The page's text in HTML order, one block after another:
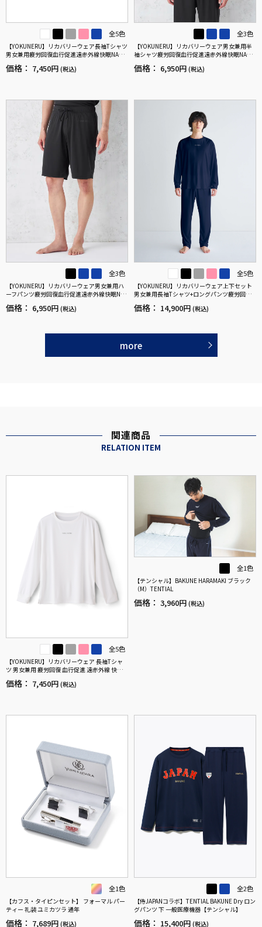
全5色
【YOKUNERU】リカバリーウェア長袖Tシャツ
男女兼用疲労回復血行促進遠赤外線快眠NANO
MIX(R)【一般医療機器】SS～LLサイズ
価格： 7,450円 (税込)
全3色
【YOKUNERU】リカバリーウェア男女兼用半
袖シャツ疲労回復血行促進遠赤外線快眠NANO
MIX(R)【一般医療機器】SS～LLサイズ
価格： 6,950円 (税込)
全3色
【YOKUNERU】リカバリーウェア男女兼用ハ
ーフパンツ疲労回復血行促進遠赤外線快眠NA
NOMIX(R)【一般医療機器】SS～LLサイズ
価格： 6,950円 (税込)
全5色
【YOKUNERU】リカバリーウェア上下セット
男女兼用長袖Tシャツ+ロングパンツ疲労回復
血行促進遠赤外線快眠NANOMIX(R)【一般医療
機器】SS～LLサイズ
価格： 14,900円 (税込)
more
関連商品
RELATION ITEM
全5色
【YOKUNERU】リカバリーウェア 長袖Tシャ
ツ 男女兼用 疲労回復 血行促進 遠赤外線 快眠 N
ANOMIX(R)【一般医療機器】SS～LLサイズ
価格： 7,450円 (税込)
全1色
【テンシャル】BAKUNE HARAMAKI ブラック
（M）TENTIAL
価格： 3,960円 (税込)
全1色
【カフス・タイピンセット】 フォーマル パー
ティー 礼装 ユミカツラ 通年
価格： 7,689円 (税込)
全2色
【侍JAPANコラボ】TENTIAL BAKUNE Dry ロン
グパンツ 下 一般医療機器【テンシャル】
価格： 15,400円 (税込)